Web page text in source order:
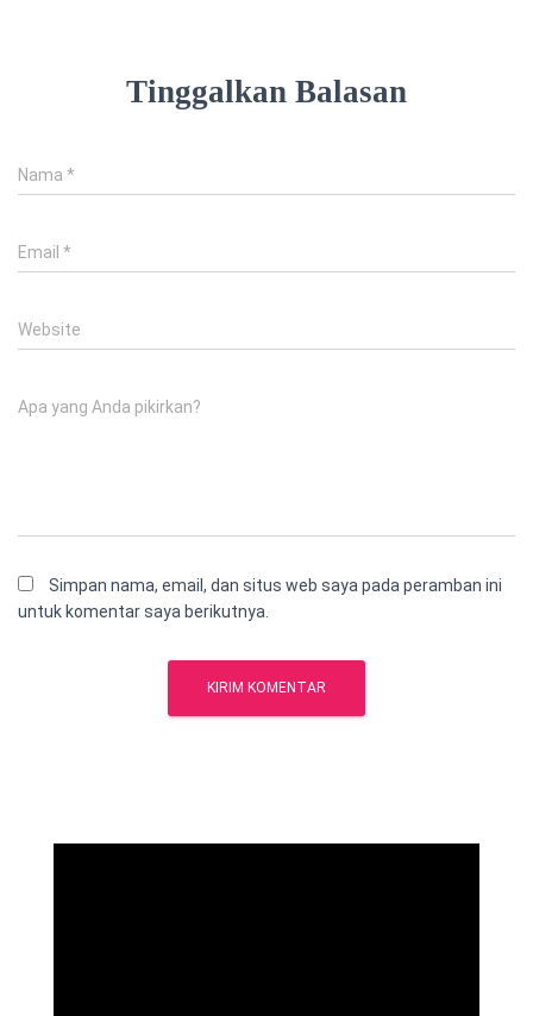
Tinggalkan Balasan
Nama *
Email *
Website
Apa yang Anda pikirkan?
Simpan nama, email, dan situs web saya pada peramban ini
untuk komentar saya berikutnya.